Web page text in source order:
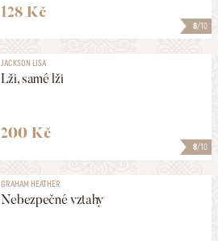
8/10
128 Kč
8/10
JACKSON LISA
Lži, samé lži
200 Kč
GRAHAM HEATHER
Nebezpečné vztahy